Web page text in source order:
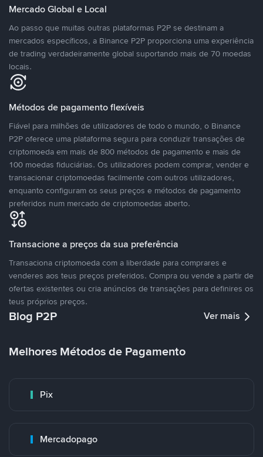
Mercado Global e Local
Ao passo que muitas outras plataformas P2P se destinam a
mercados específicos, a Binance P2P proporciona uma experiência
de trading verdadeiramente global suportando mais de 70 moedas
locais.
Métodos de pagamento flexíveis
Fiável para milhões de utilizadores de todo o mundo, o Binance
P2P oferece uma plataforma segura para conduzir transações de
criptomoeda em mais de 800 métodos de pagamento e mais de
100 moedas fiduciárias. Os utilizadores podem comprar, vender e
transacionar criptomoedas facilmente com outros utilizadores,
enquanto configuram os seus preços e métodos de pagamento
preferidos num mercado de criptomoedas aberto.
Transacione a preços da sua preferência
Transaciona criptomoeda com a liberdade para comprares e
venderes aos teus preços preferidos. Compra ou vende a partir de
ofertas existentes ou cria anúncios de transações para definires os
teus próprios preços.
Blog P2P Ver mais
Melhores Métodos de Pagamento
Pix
Mercadopago